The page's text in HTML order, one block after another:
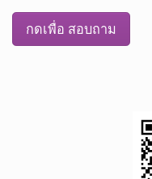
กดเพื่อ สอบถาม